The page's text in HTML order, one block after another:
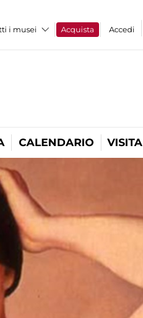
i musei Acquista Accedi
CALENDARIO VISITA